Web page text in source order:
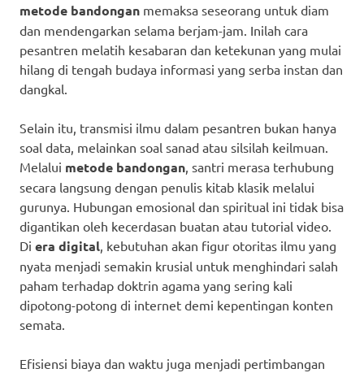
metode bandongan memaksa seseorang untuk diam
dan mendengarkan selama berjam-jam. Inilah cara
pesantren melatih kesabaran dan ketekunan yang mulai
hilang di tengah budaya informasi yang serba instan dan
dangkal.
Selain itu, transmisi ilmu dalam pesantren bukan hanya
soal data, melainkan soal sanad atau silsilah keilmuan.
Melalui metode bandongan , santri merasa terhubung
secara langsung dengan penulis kitab klasik melalui
gurunya. Hubungan emosional dan spiritual ini tidak bisa
digantikan oleh kecerdasan buatan atau tutorial video.
Di era digital , kebutuhan akan figur otoritas ilmu yang
nyata menjadi semakin krusial untuk menghindari salah
paham terhadap doktrin agama yang sering kali
dipotong-potong di internet demi kepentingan konten
semata.
Efisiensi biaya dan waktu juga menjadi pertimbangan